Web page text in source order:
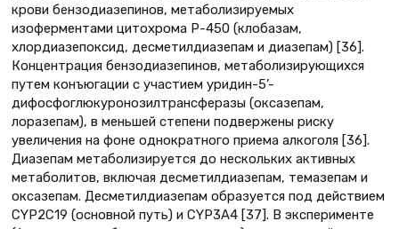
крови бензодиазепинов, метаболизируемых
изоферментами цитохрома Р-450 (клобазам,
хлордиазепоксид, десметилдиазепам и диазепам) [36].
Концентрация бензодиазепинов, метаболизирующихся
путем конъюгации с участием уридин-5’-
дифосфоглюкуронозилтрансферазы (оксазепам,
лоразепам), в меньшей степени подвержены риску
увеличения на фоне однократного приема алкоголя [36].
Диазепам метаболизируется до нескольких активных
метаболитов, включая десметилдиазепам, темазепам и
оксазепам. Десметилдиазепам образуется под действием
CYP2C19 (основной путь) и CYP3A4 [37]. В эксперименте